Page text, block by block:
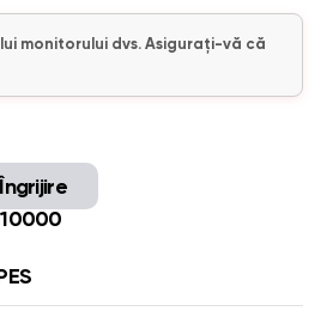
monitorului dvs. Asigurați-vă că
Îngrijire